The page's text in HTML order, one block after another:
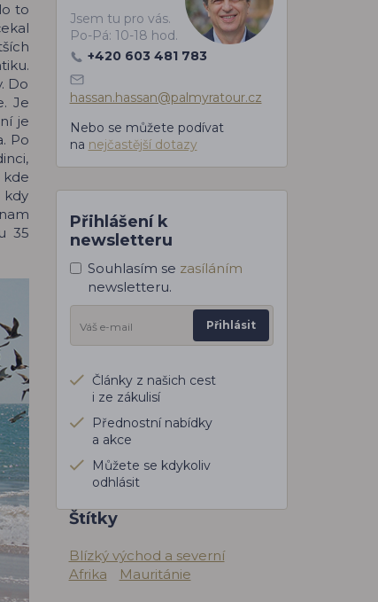
to
Do
Je
je
Po
kde
kdy
35
Jsem tu pro vás.
Po-Pá: 10-18 hod.
+420 603 481 783
hassan.hassan@palmyratour.cz
Nebo se můžete podívat
na nejčastější dotazy
Přihlášení k
newsletteru
Souhlasím se zasíláním
newsletteru.
Přihlásit
Články z našich cest
i ze zákulisí
Přednostní nabídky
a akce
Můžete se kdykoliv
odhlásit
Štítky
Blízký východ a severní
Afrika
Mauritánie